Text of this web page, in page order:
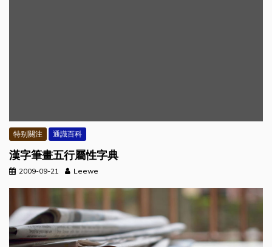
特别關注 通識百科
漢字筆畫五行屬性字典
2009-09-21 Leewe